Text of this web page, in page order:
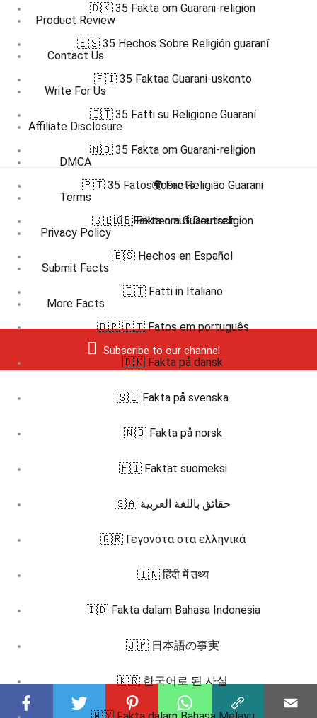
Product Review
Contact Us
Write For Us
Affiliate Disclosure
DMCA
Terms
Privacy Policy
Submit Facts
More Facts
Subscribe to our channel
🇩🇰 35 Fakta om Guarani-religion
🇪🇸 35 Hechos Sobre Religión guaraní
🇫🇮 35 Faktaa Guarani-uskonto
🇮🇹 35 Fatti su Religione Guaraní
🇳🇴 35 Fakta om Guarani-religion
🇵🇹 35 Fatos sobre Religião Guarani
🇸🇪 35 Fakta om Guaranireligion
🌍 Facts
🇩🇪 Fakten auf Deutsch
🇪🇸 Hechos en Español
🇮🇹 Fatti in Italiano
🇧🇷 🇵🇹 Fatos em português
🇩🇰 Fakta på dansk
🇸🇪 Fakta på svenska
🇳🇴 Fakta på norsk
🇫🇮 Faktat suomeksi
🇸🇦 حقائق باللغة العربية
🇬🇷 Γεγονότα στα ελληνικά
🇮🇳 हिंदी में तथ्य
🇮🇩 Fakta dalam Bahasa Indonesia
🇯🇵 日本語の事実
🇰🇷 한국어로 된 사실